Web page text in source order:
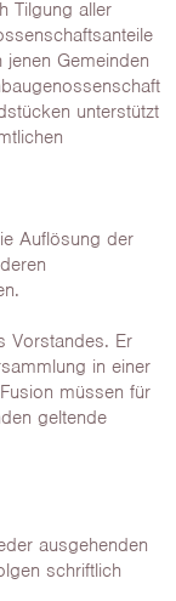
Tilgung aller
Gemeinden
unterstützt
Auflösung der
Vorstandes. Er
in einer
müssen für
geltende
ausgehenden
schriftlich